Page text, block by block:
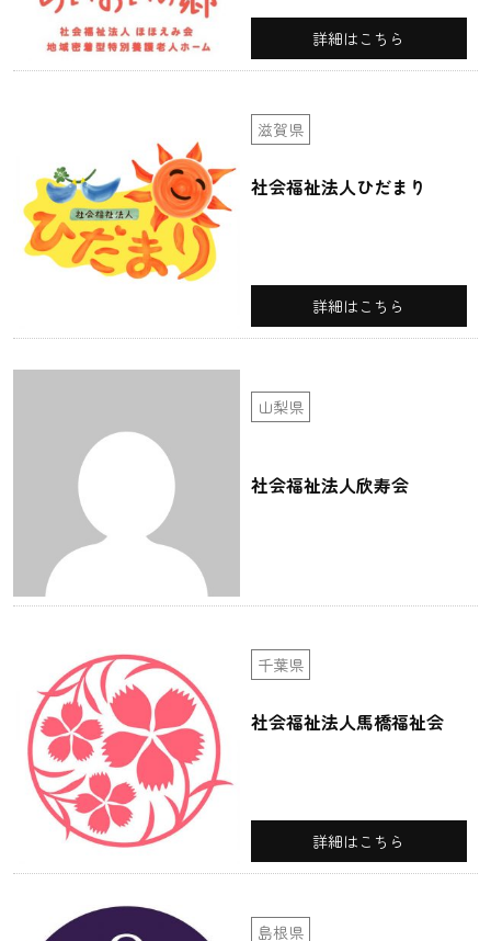
詳細はこちら
滋賀県
社会福祉法人ひだまり
詳細はこちら
山梨県
社会福祉法人欣寿会
千葉県
社会福祉法人馬橋福祉会
詳細はこちら
島根県